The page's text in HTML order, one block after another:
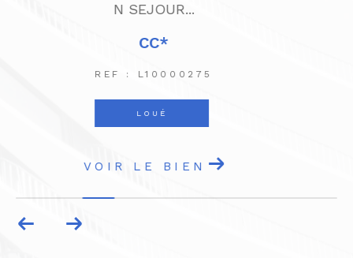
REF : V10000328
VENDU
VOIR LE BIEN